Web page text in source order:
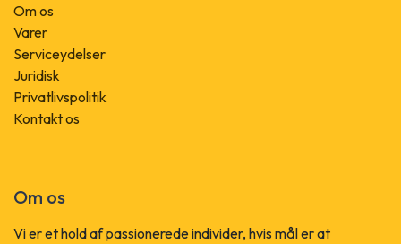
Om os
Varer
Serviceydelser
Juridisk
Privatlivspolitik
Kontakt os
Om os
Vi er et hold af passionerede individer, hvis mål er at